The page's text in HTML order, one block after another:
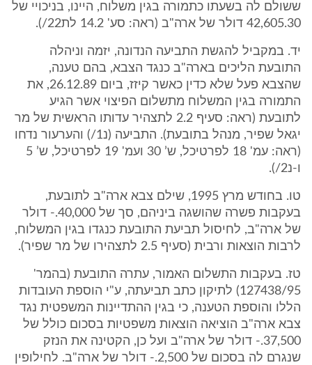
ששולם לה בשעתו כתמורה בגין משלוח, היינו, בניכויי של
42,605.30 דולר של ארה"ב (ראה: סע' 14.2 לת22/).
יד. במקביל להגשת התביעה הנדונה, יזמה וניהלה
התובעת הליכים בארה"ב כנגד הצבא, בהם טענה,
שהצבא פעל שלא כדין כאשר קיזז, ביום 26.12.89, את
התמורה בגין המשלוח מתשלום הפיצוי אשר הגיע
לתובעת (ראה: סעיף 2.2 לתצהיר עדותו הראשית של מר
יגאל שפיר, מנהל בתובעת). התביעה (נ1/) והערעור נדחו
(ראה: עמ' 18 לפרטיכל, ש’ 30 ועמ' 19 לפרטיכל, ש’ 5
ו-נ2/).
טו. בחודש מרץ 1995, שילם צבא ארה"ב לתובעת,
בעקבות פשרה שהושגה ביניהם, סך של 40,000.- דולר
של ארה"ב, לחיסול תביעת התובעת כנגדו בגין המשלוח,
לרבות הוצאות ורבית (סעיף 2.5 לתצהירו של מר שפיר).
טז. בעקבות התשלום האמור, עתרה התובעת (בהמר'
127438/95) לתיקון כתב תביעתה, ע"י הוספת העובדות
הללו והוספת הטענה, כי בגין ההתדיינות המשפטית נגד
צבא ארה"ב הוציאה הוצאות משפטיות בסכום כולל של
37,500.- דולר של ארה"ב ועל כן, הקטינה את הנזק
שנגרם לה בסכום של 2,500.- דולר של ארה"ב. לחילופין